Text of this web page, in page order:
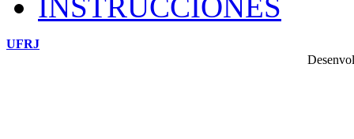
INSTRUCCIONES
UFRJ